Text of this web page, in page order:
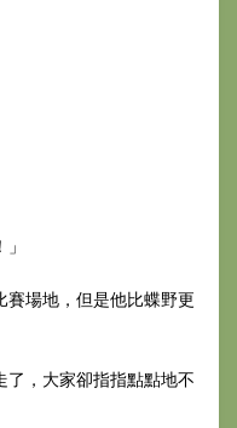
場地，但是他比蝶野更
，大家卻指指點點地不